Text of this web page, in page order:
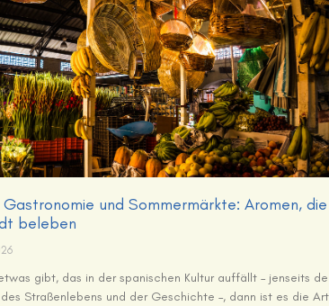
und Sommermärkte: Aromen, die
beleben
gibt, das in der spanischen Kultur auffällt – jenseits
des Straßenlebens und der Geschichte –, dann ist es die Art